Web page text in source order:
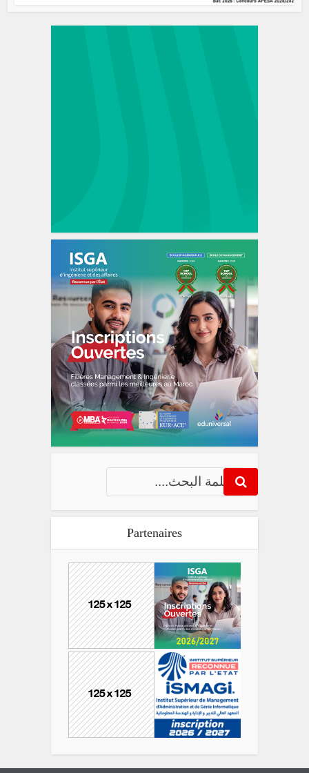
Partenaires